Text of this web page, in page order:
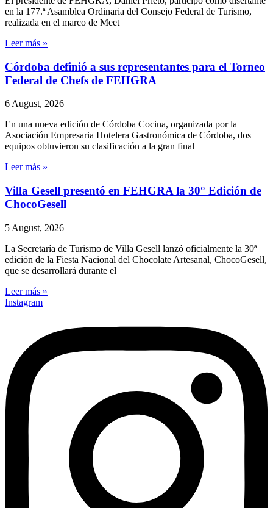
en la 177.ª Asamblea Ordinaria del Consejo Federal de Turismo,
realizada en el marco de Meet
Leer más »
Córdoba definió a sus representantes para el Torneo
Federal de Chefs de FEHGRA
6 August, 2026
En una nueva edición de Córdoba Cocina, organizada por la
Asociación Empresaria Hotelera Gastronómica de Córdoba, dos
equipos obtuvieron su clasificación a la gran final
Leer más »
Villa Gesell presentó en FEHGRA la 30° Edición de
ChocoGesell
5 August, 2026
La Secretaría de Turismo de Villa Gesell lanzó oficialmente la 30ª
edición de la Fiesta Nacional del Chocolate Artesanal, ChocoGesell,
que se desarrollará durante el
Leer más »
Instagram